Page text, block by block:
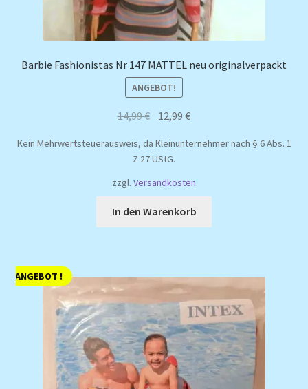
Barbie Fashionistas Nr 147 MATTEL neu originalverpackt
ANGEBOT!
14,99€ Ursprünglicher
war:
14,99 €
12,99€Aktueller
ist:
Kein Mehrwertsteuerausweis, da Kleinunternehmer nach § 6 Abs. 1
Z 27 UStG.
zzgl. Versandkosten
In den Warenkorb
ANGEBOT !